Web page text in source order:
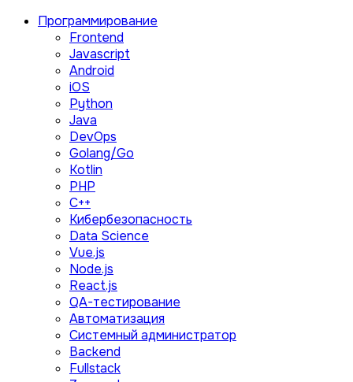
Программирование
Frontend
Javascript
Android
iOS
Python
Java
DevOps
Golang/Go
Kotlin
PHP
C++
Кибербезопасность
Data Science
Vue.js
Node.js
React.js
QA-тестирование
Автоматизация
Системный администратор
Backend
Fullstack